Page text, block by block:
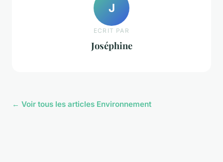
J
ECRIT PAR
Joséphine
← Voir tous les articles Environnement